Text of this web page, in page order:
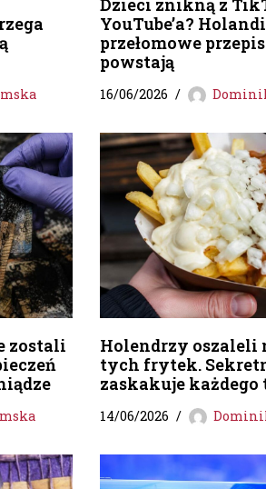
Dzieci znikną z
YouTube’a?
przełomowe
powstają
16/06/2026
zostali
Holendrzy oszaleli
tych frytek.
zaskakuje
14/06/2026